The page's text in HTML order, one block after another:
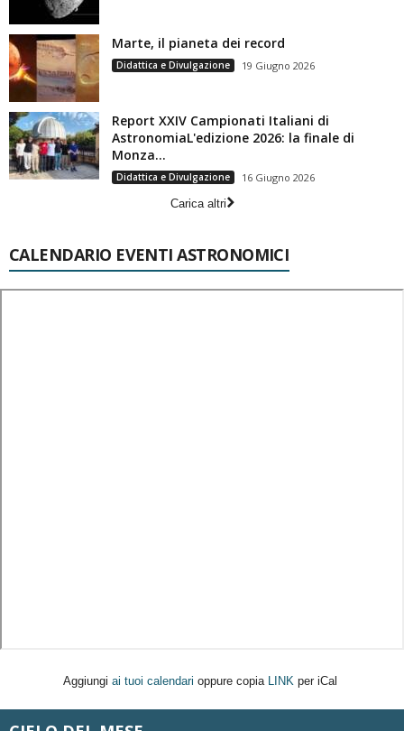
Marte, il pianeta dei record
Didattica e Divulgazione 19 Giugno 2026
Report XXIV Campionati Italiani di
AstronomiaL'edizione 2026: la finale di
Monza...
Didattica e Divulgazione
16 Giugno 2026
Carica altri
CALENDARIO EVENTI ASTRONOMICI
Aggiungi ai tuoi calendari oppure copia LINK per iCal